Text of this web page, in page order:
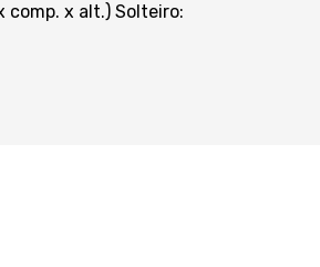
comp. x alt.) Solteiro: